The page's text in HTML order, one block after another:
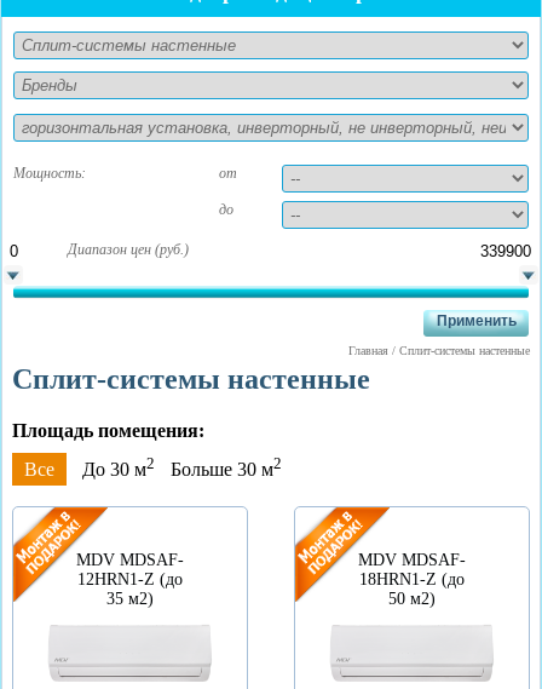
Мощность: от
до
Диапазон цен (руб.)
Главная / Сплит-системы настенные
Сплит-системы настенные
Площадь помещения:
Все
До 30 м2 Больше 30 м2
MDV MDSAF-
12HRN1-Z (до
35 м2)
MDV MDSAF-
18HRN1-Z (до
50 м2)